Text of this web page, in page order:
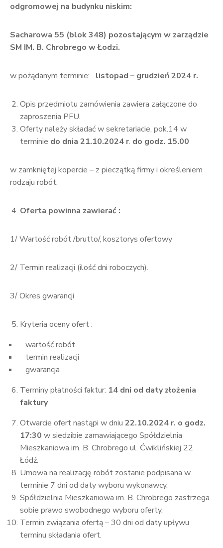
odgromowej na budynku niskim:
Sacharowa 55 (blok 348) pozostającym w zarządzie
SM IM. B. Chrobrego w Łodzi.
w pożądanym terminie: listopad – grudzień 2024 r.
Opis przedmiotu zamówienia zawiera załączone do
zaproszenia PFU.
Oferty należy składać w sekretariacie, pok.14 w
terminie do dnia 21.10.2024 r. do godz. 15.00
w zamkniętej kopercie – z pieczątką firmy i określeniem
rodzaju robót.
Oferta powinna zawierać :
1/ Wartość robót /brutto/, kosztorys ofertowy
2/ Termin realizacji (ilość dni roboczych).
3/ Okres gwarancji
Kryteria oceny ofert :
wartość robót
termin realizacji
gwarancja
Terminy płatności faktur: 14 dni od daty złożenia
faktury
Otwarcie ofert nastąpi w dniu 22.10.2024 r. o godz.
17:30 w siedzibie zamawiającego Spółdzielnia
Mieszkaniowa im. B. Chrobrego ul. Ćwiklińskiej 22
Łódź.
Umowa na realizację robót zostanie podpisana w
terminie 7 dni od daty wyboru wykonawcy.
Spółdzielnia Mieszkaniowa im. B. Chrobrego zastrzega
sobie prawo swobodnego wyboru oferty.
Termin związania ofertą – 30 dni od daty upływu
terminu składania ofert.